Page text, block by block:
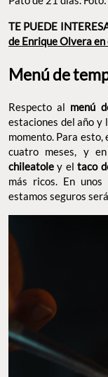
TE PUEDE
de Enrique Olvera
Menú de
Respecto al menú
estaciones del año y
momento. Para esto,
cuatro meses, y
chileatoley eltaco
más ricos. En
estamos seguros